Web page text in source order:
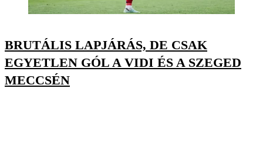
BRUTÁLIS LAPJÁRÁS, DE CSAK
EGYETLEN GÓL A VIDI ÉS A SZEGED
MECCSÉN